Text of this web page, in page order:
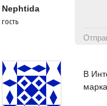
Nephtida
гость
В